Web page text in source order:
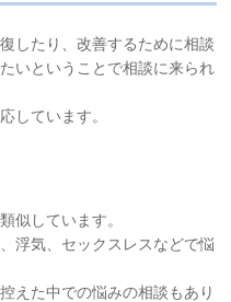
したり、改善するために相談
いということで相談に来られ
しています。
似しています。
浮気、セックスレスなどで悩
えた中での悩みの相談もあり